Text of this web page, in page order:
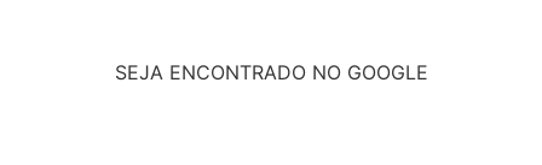
SEJA ENCONTRADO NO GOOGLE